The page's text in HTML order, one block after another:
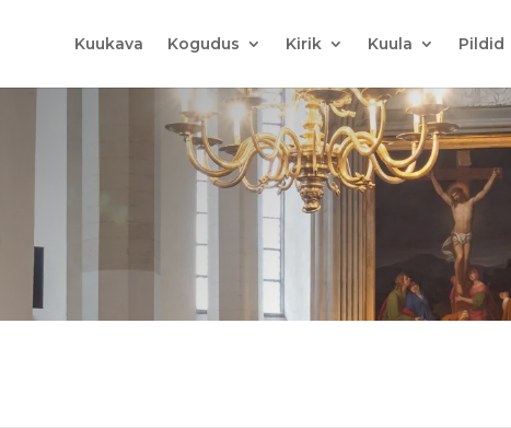
Kuukava Kogudus Kirik Kuula Pildid